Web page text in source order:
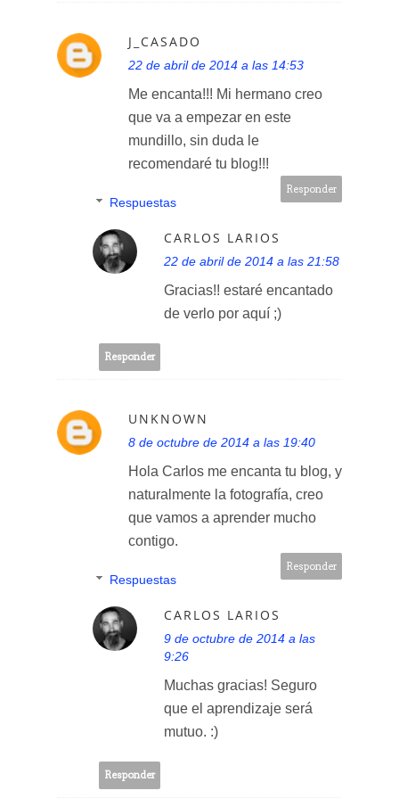
J_CASADO
22 de abril de 2014 a las 14:53
Me encanta!!! Mi hermano creo
que va a empezar en este
mundillo, sin duda le
recomendaré tu blog!!!
Responder
Respuestas
CARLOS LARIOS
22 de abril de 2014 a las 21:58
Gracias!! estaré encantado
de verlo por aquí ;)
Responder
UNKNOWN
8 de octubre de 2014 a las 19:40
Hola Carlos me encanta tu blog, y
naturalmente la fotografía, creo
que vamos a aprender mucho
contigo.
Responder
Respuestas
CARLOS LARIOS
9 de octubre de 2014 a las
9:26
Muchas gracias! Seguro
que el aprendizaje será
mutuo. :)
Responder